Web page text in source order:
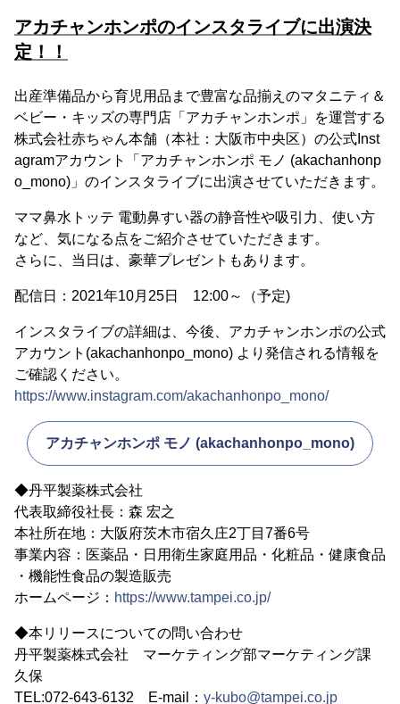
アカチャンホンポのインスタライブに出演決
定！！
出産準備品から育児用品まで豊富な品揃えのマタニティ＆
ベビー・キッズの専門店「アカチャンホンポ」を運営する
株式会社赤ちゃん本舗（本社：大阪市中央区）の公式Inst
agramアカウント「アカチャンホンポ モノ (akachanhonp
o_mono)」のインスタライブに出演させていただきます。
ママ鼻水トッテ 電動鼻すい器の静音性や吸引力、使い方
など、気になる点をご紹介させていただきます。
さらに、当日は、豪華プレゼントもあります。
配信日：2021年10月25日 12:00～（予定)
インスタライブの詳細は、今後、アカチャンホンポの公式
アカウント(akachanhonpo_mono) より発信される情報を
ご確認ください。
https://www.instagram.com/akachanhonpo_mono/
アカチャンホンポ モノ (akachanhonpo_mono)
◆丹平製薬株式会社
代表取締役社長：森 宏之
本社所在地：大阪府茨木市宿久庄2丁目7番6号
事業内容：医薬品・日用衛生家庭用品・化粧品・健康食品
・機能性食品の製造販売
ホームページ： https://www.tampei.co.jp/
◆本リリースについての問い合わせ
丹平製薬株式会社 マーケティング部マーケティング課
久保
TEL:072-643-6132 E-mail： y-kubo@tampei.co.jp